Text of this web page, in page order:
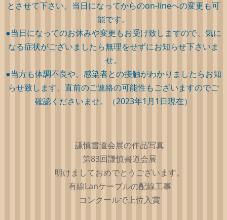
とさせて下さい。当日になってからのon-lineへの変更も可
能です。
●当日になってのお休みや変更もお受け致しますので、気に
なる症状がございましたら無理をせずにお知らせ下さいま
せ。
●当方も体調不良や、感染者との接触がわかりましたらお知
らせ致します。直前のご連絡の可能性もございますのでご
確認くださいませ。（2023年1月1日現在）
謙慎書道会展の作品写真
第83回謙慎書道会展
明けましておめでとうございます。
有線Lanケーブルの配線工事
コンクールで上位入賞